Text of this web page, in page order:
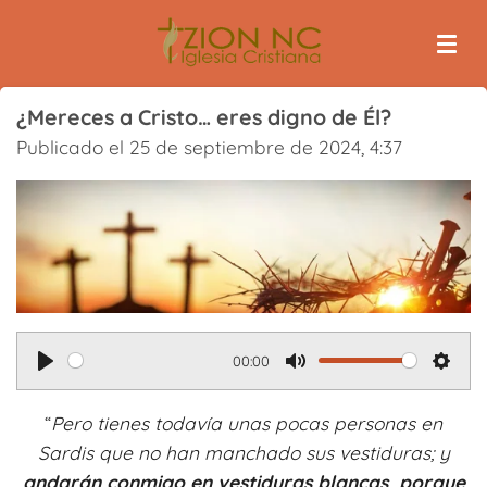
contenido
principal
¿Mereces a Cristo… eres digno de Él?
Publicado el 25 de septiembre de 2024, 4:37
P
l
a
y
00:00
M
u
t
e
S
e
t
t
“Pero tienes todavía unas pocas personas en
Sardis que no han manchado sus vestiduras; y
andarán conmigo en vestiduras blancas, porque